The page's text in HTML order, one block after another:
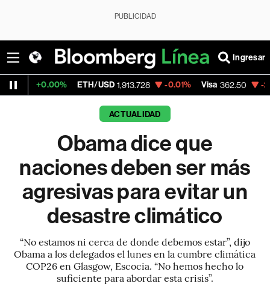
PUBLICIDAD
Ingresar
ETH/USD 1,913.728 -0.01% Visa 362.50 -2.15%
ACTUALIDAD
Obama dice que
naciones deben ser más
agresivas para evitar un
desastre climático
“No estamos ni cerca de donde debemos estar”, dijo
Obama a los delegados el lunes en la cumbre climática
COP26 en Glasgow, Escocia. “No hemos hecho lo
suficiente para abordar esta crisis”.